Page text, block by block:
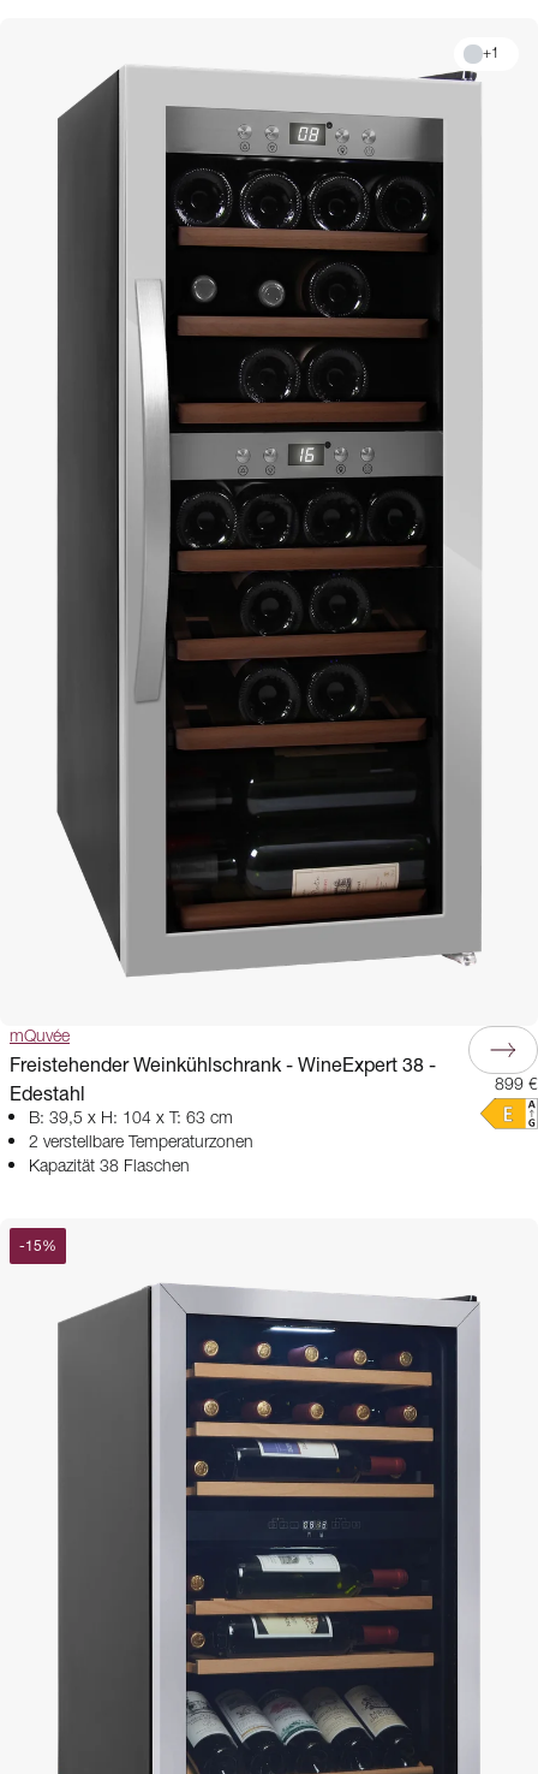
+1
mQuvée
Freistehender Weinkühlschrank - WineExpert 38 -
Edestahl
B: 39,5 x H: 104 x T: 63 cm
2 verstellbare Temperaturzonen
Kapazität 38 Flaschen
899 €
-15%